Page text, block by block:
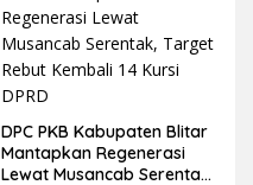
DPC PKB Kabupaten Blitar
Mantapkan Regenerasi
Lewat Musancab Serentak,